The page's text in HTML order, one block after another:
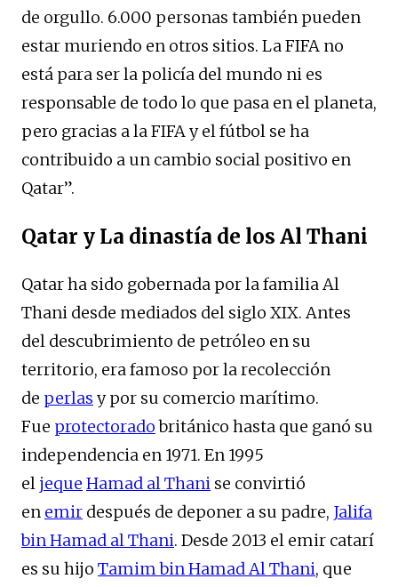
de orgullo. 6.000 personas también pueden
estar muriendo en otros sitios. La FIFA no
está para ser la policía del mundo ni es
responsable de todo lo que pasa en el planeta,
pero gracias a la FIFA y el fútbol se ha
contribuido a un cambio social positivo en
Qatar”.
Qatar y La dinastía de los Al Thani
Qatar ha sido gobernada por la familia Al
Thani desde mediados del siglo XIX. Antes
del descubrimiento de petróleo en su
territorio, era famoso por la recolección
de perlas y por su comercio marítimo.
Fue protectoradobritánico hasta que ganó su
independencia en 1971. En 1995
el jeque Hamad al Thani se convirtió
en emir después de deponer a su padre, Jalifa
bin Hamad al Thani. Desde 2013 el emir catarí
es su hijo Tamim bin Hamad Al Thani, que